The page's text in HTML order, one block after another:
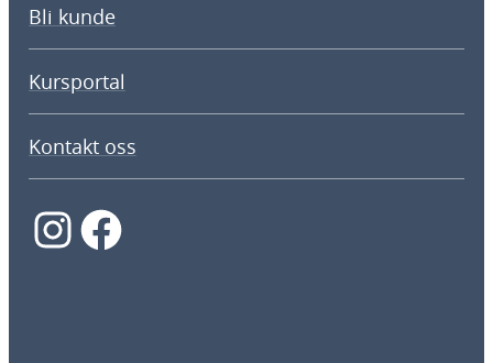
Bli kunde
Kursportal
Kontakt oss
InstagramFacebook